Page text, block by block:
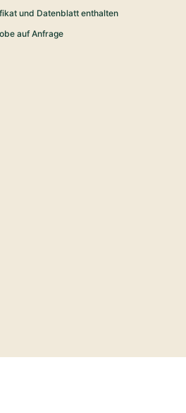
und Datenblatt enthalten
auf Anfrage